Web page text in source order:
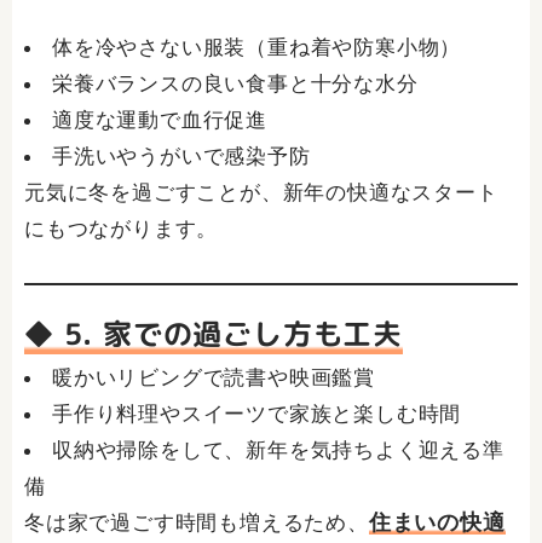
体を冷やさない服装（重ね着や防寒小物）
栄養バランスの良い食事と十分な水分
適度な運動で血行促進
手洗いやうがいで感染予防
元気に冬を過ごすことが、新年の快適なスタート
にもつながります。
◆ 5. 家での過ごし方も工夫
暖かいリビングで読書や映画鑑賞
手作り料理やスイーツで家族と楽しむ時間
収納や掃除をして、新年を気持ちよく迎える準
備
冬は家で過ごす時間も増えるため、住まいの快適